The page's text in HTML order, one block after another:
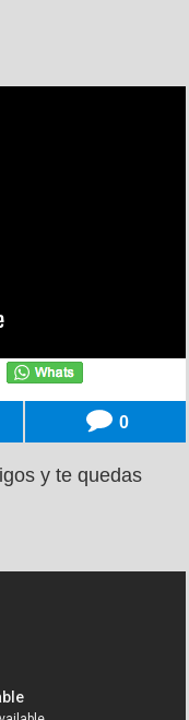
0
y te quedas